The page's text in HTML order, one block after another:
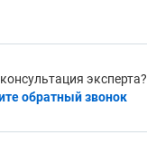
эксперта?
обратный звонок